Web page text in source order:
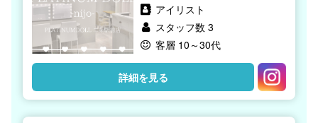
アイリスト
スタッフ数 3
客層 10～30代
詳細を見る